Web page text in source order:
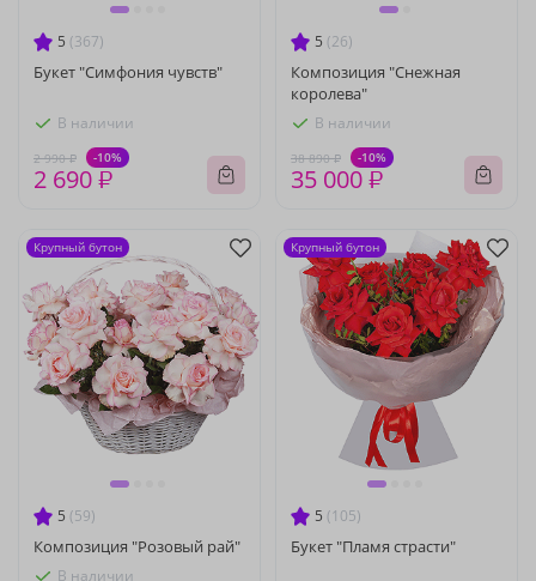
5 (367)
Букет "Симфония чувств"
В наличии
2 990 ₽ -10%
2 690 ₽
5 (26)
Композиция "Снежная
королева"
В наличии
38 890 ₽ -10%
35 000 ₽
5 (59)
Композиция "Розовый рай"
В наличии
Крупный бутон
5 (105)
Букет "Пламя страсти"
Крупный бутон